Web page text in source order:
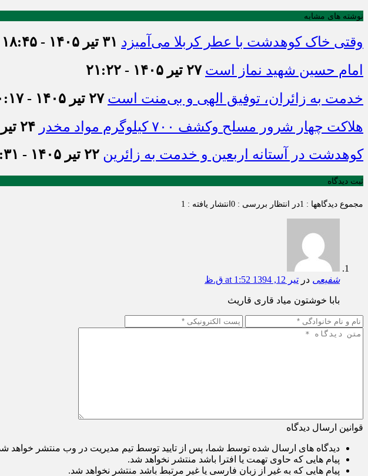
نوشته های مشابه
وقتی خاک کوهدشت با عطر کربلا می‌آمیزد ۳۱ تیر ۱۴۰۵ - ۱۸:۴۵
امام حسین شهید نماز است ۲۷ تیر ۱۴۰۵ - ۲۱:۲۲
خدمت به زائران، توفیق الهی و بی‌منت است ۲۷ تیر ۱۴۰۵ - ۲۰:۱۷
هلاکت چهار شرور مسلح وکشف ۷۰۰ کیلوگرم مواد مخدر
۲۴ تیر ۱۴۰۵ - ۰:۵۲
کوهدشت در آستانه اربعین و خدمت‌ به زائرین ۲۲ تیر ۱۴۰۵ - ۱:۳۱
ثبت دیدگاه
مجموع دیدگاهها : 1 در انتظار بررسی : 0 انتشار یافته : 1
شفیعی در تیر 12, 1394 at 1:52 ق.ظ
بابا خوشتون میاد قاری قاریث
قوانین ارسال دیدگاه
دیدگاه های ارسال شده توسط شما، پس از تایید توسط تیم مدیریت در وب منتشر خواهد
پیام هایی که حاوی تهمت یا افترا باشد منتشر نخواهد شد.
پیام هایی که به غیر از زبان فارسی یا غیر مرتبط باشد منتشر نخواهد شد.